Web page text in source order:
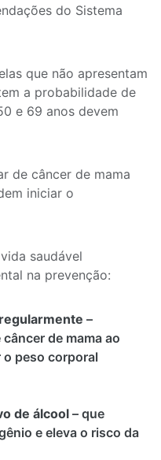
do Sistema
que não apresentam
a probabilidade de
e 69 anos devem
de câncer de mama
iniciar o
saudável
na prevenção:
–
de mama ao
peso corporal
de álcool – que
e eleva o risco da